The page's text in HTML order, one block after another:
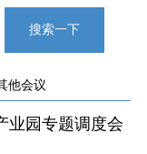
搜索一下
他会议
业园专题调度会